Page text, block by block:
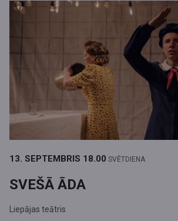
13. SEPTEMBRIS 18.00 SVĒTDIENA
SVEŠĀ ĀDA
Liepājas teātris